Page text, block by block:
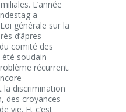
L’année
a
générale sur la
d’âpres
comité des
été soudain
récurrent.
la discrimination
des croyances
vie. Et c’est